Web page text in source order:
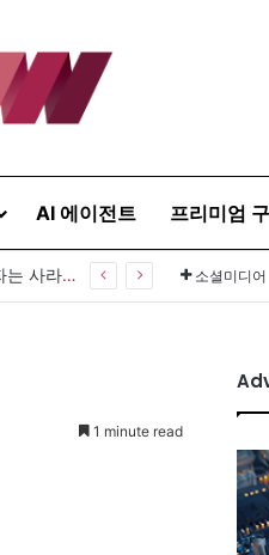
AI 에이전트 프리미엄
[이상기가 만난 사람] 박영옥 주식농부 “돈은 시장으로 갔지만, 투자는 사라지고 거래만 남았다” 소셜미디어
1 minute read